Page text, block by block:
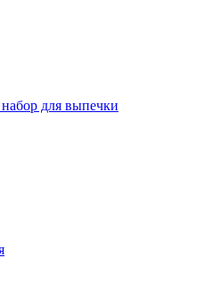
для выпечки